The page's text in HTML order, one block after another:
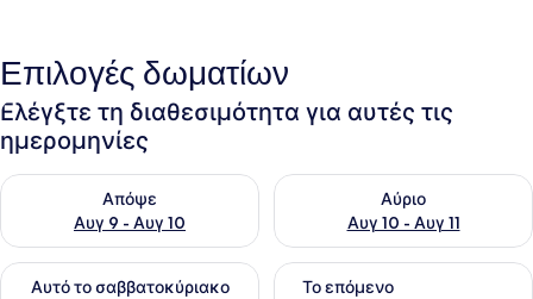
Επιλογές δωματίων
Ελέγξτε τη διαθεσιμότητα για αυτές τις
ημερομηνίες
Απόψε
Αυγ 9 - Αυγ 10
Έλεγχος διαθεσιμότητας για απόψε Αυγ 9 - Αυγ 10
Αύριο
Αυγ 10 - Αυγ 11
Έλεγχος διαθεσιμότητας
Αυτό το σαββατοκύριακο
Έλεγχος διαθεσιμότητας για αυτό το σαββατοκύριακο Αυγ
Το επόμενο
Έλεγχος διαθεσιμότητας